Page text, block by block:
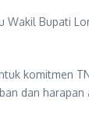
Bupati
komitmen
dan